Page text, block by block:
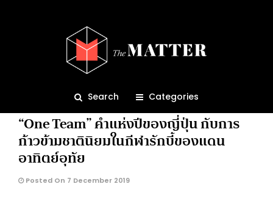
Search Categories
One Team
เจแปนนิด
“One Team” คำแห่งปีของญี่ปุ่น กับการ
ก้าวข้ามชาตินิยมในกีฬารักบี้ของแดน
อาทิตย์อุทัย
Posted On 7 December 2019